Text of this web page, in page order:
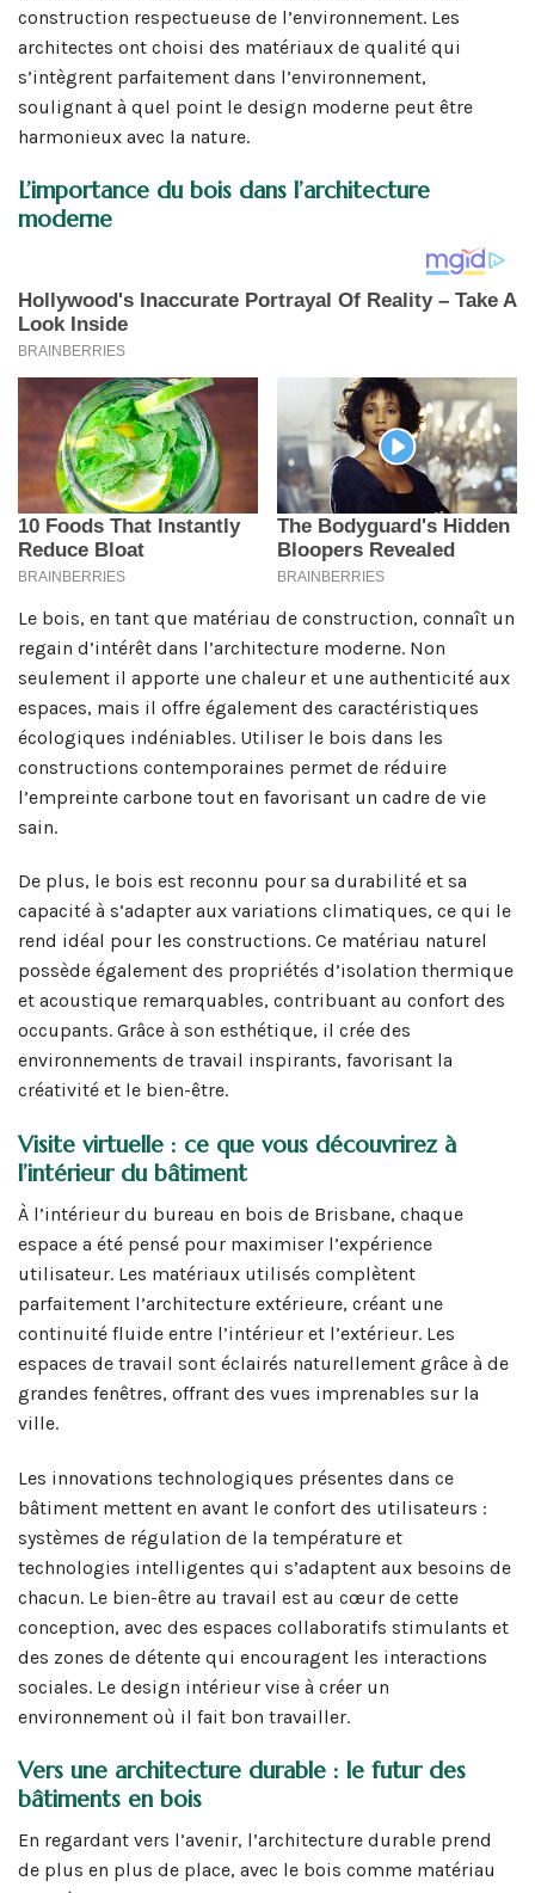
construction respectueuse de l’environnement. Les
architectes ont choisi des matériaux de qualité qui
s’intègrent parfaitement dans l’environnement,
soulignant à quel point le design moderne peut être
harmonieux avec la nature.
L’importance du bois dans l’architecture
moderne
Le bois, en tant que matériau de construction, connaît un
regain d’intérêt dans l’architecture moderne. Non
seulement il apporte une chaleur et une authenticité aux
espaces, mais il offre également des caractéristiques
écologiques indéniables. Utiliser le bois dans les
constructions contemporaines permet de réduire
l’empreinte carbone tout en favorisant un cadre de vie
sain.
De plus, le bois est reconnu pour sa durabilité et sa
capacité à s’adapter aux variations climatiques, ce qui le
rend idéal pour les constructions. Ce matériau naturel
possède également des propriétés d’isolation thermique
et acoustique remarquables, contribuant au confort des
occupants. Grâce à son esthétique, il crée des
environnements de travail inspirants, favorisant la
créativité et le bien-être.
Visite virtuelle : ce que vous découvrirez à
l’intérieur du bâtiment
À l’intérieur du bureau en bois de Brisbane, chaque
espace a été pensé pour maximiser l’expérience
utilisateur. Les matériaux utilisés complètent
parfaitement l’architecture extérieure, créant une
continuité fluide entre l’intérieur et l’extérieur. Les
espaces de travail sont éclairés naturellement grâce à de
grandes fenêtres, offrant des vues imprenables sur la
ville.
Les innovations technologiques présentes dans ce
bâtiment mettent en avant le confort des utilisateurs :
systèmes de régulation de la température et
technologies intelligentes qui s’adaptent aux besoins de
chacun. Le bien-être au travail est au cœur de cette
conception, avec des espaces collaboratifs stimulants et
des zones de détente qui encouragent les interactions
sociales. Le design intérieur vise à créer un
environnement où il fait bon travailler.
Vers une architecture durable : le futur des
bâtiments en bois
En regardant vers l’avenir, l’architecture durable prend
de plus en plus de place, avec le bois comme matériau